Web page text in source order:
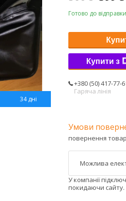
34 дні
Готово до
Купити з
+380 (50) 417-77-
Гаряча лінія
повернення
У компанії
покидаючи сайту.